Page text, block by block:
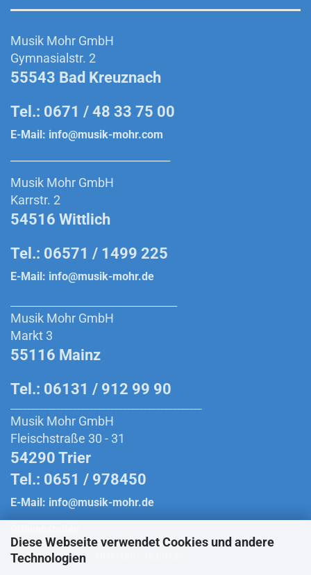
Diese Webseite verwendet Cookies und andere
Technologien
Musik Mohr GmbH
Gymnasialstr. 2
55543 Bad Kreuznach
Tel.: 0671 / 48 33 75 00
E-Mail: info@musik-mohr.com
Musik Mohr GmbH
Karrstr. 2
54516 Wittlich
Tel.: 06571 / 1499 225
E-Mail: info@musik-mohr.de
Musik Mohr GmbH
Markt 3
55116 Mainz
Tel.: 06131 / 912 99 90
Musik Mohr GmbH
Fleischstraße 30 - 31
54290 Trier
Tel.: 0651 / 978450
E-Mail: info@musik-mohr.de
Montag bis Freitag:10:00 Uhr - 18:30 Uhr
Samstag:10:00 Uhr - 18:00 Uhr